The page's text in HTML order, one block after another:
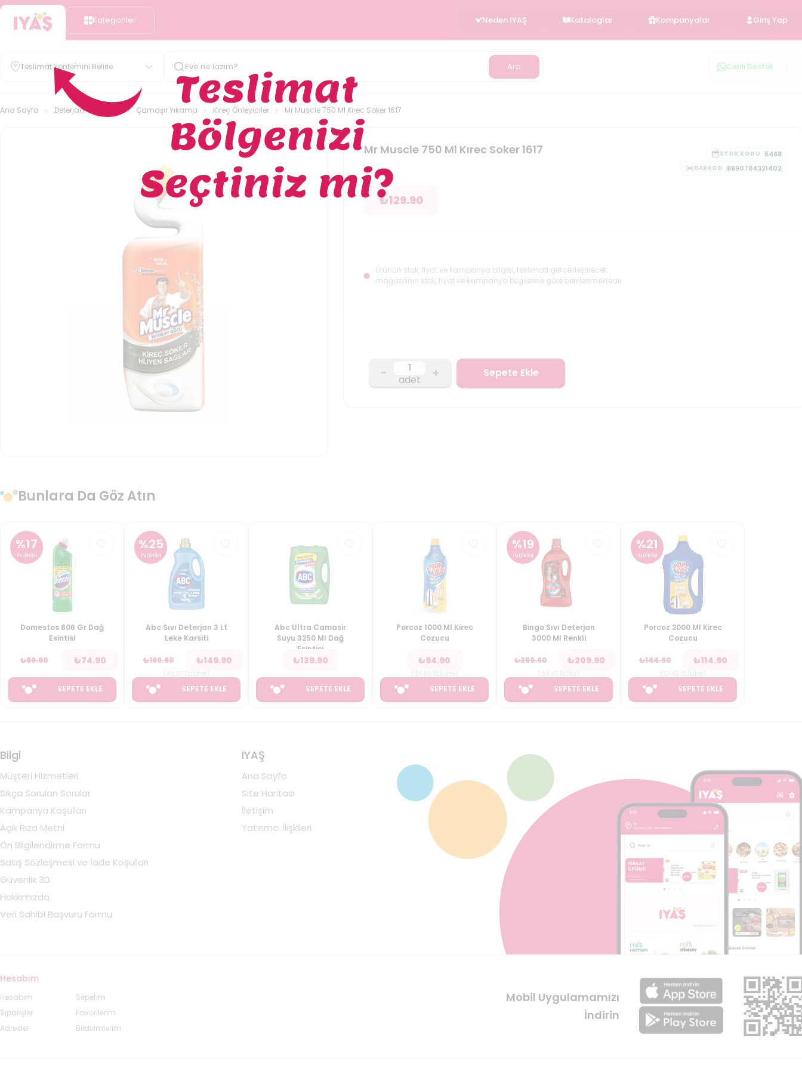
Kategoriler Neden IYAŞ Kataloglar Kampanyalar Giriş Yap
Teslimat Yöntemini Belirle Ara Canlı Destek
Ana Sayfa Deterjan - Temizlik Çamaşır Yıkama Kireç Önleyiciler Mr Muscle 750 Ml Kırec Soker 1617
Mr Muscle 750 Ml Kırec Soker 1617 STOK KODU 5468
BARKOD 8690784321402
₺129.90
Ürünün stok, fiyat ve kampanya bilgisi, teslimatı gerçekleştirecek
mağazanın stok, fiyat ve kampanya bilgilerine göre belirlenmektedir.
- adet + Sepete Ekle
Bunlara Da Göz Atın
%17
İNDİRİM
Domestos 806 Gr Dağ
Esintisi
₺89.90 ₺74.90
SEPETE EKLE
%25
İNDİRİM
Abc Sıvı Deterjan 3 Lt
Leke Karsiti
₺199.90 ₺149.90
SEPETE EKLE
Abc Ultra Camasir
Suyu 3250 Ml Dağ
Esintisi
₺139.90
SEPETE EKLE
Porcoz 1000 Ml Kirec
Cozucu
₺94.90
SEPETE EKLE
%19
İNDİRİM
Bingo Sıvı Deterjan
3000 Ml Renkli
₺259.90 ₺209.90
SEPETE EKLE
%21
İNDİRİM
Porcoz 2000 Ml Kirec
Cozucu
₺144.90 ₺114.90
SEPETE EKLE
Bilgi
Müşteri Hizmetleri
Sıkça Sorulan Sorular
Kampanya Koşulları
Açık Rıza Metni
Ön Bilgilendirme Formu
Satış Sözleşmesi ve İade Koşulları
Güvenlik 3D
Hakkımızda
Veri Sahibi Başvuru Formu
IYAŞ
Ana Sayfa
Site Haritası
İletişim
Yatırımcı İlişkileri
Hesabım
Hesabım
Siparişler
Adresler
Sepetim
Favorilerim
Bildirimlerim
Mobil Uygulamamızı
İndirin